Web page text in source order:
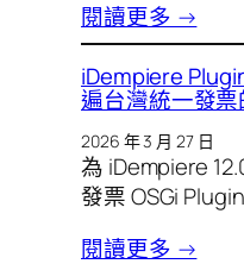
閱讀更多 →
iDempiere
遍台灣統一發票
2026 年 3 月 27 日
為 iDempiere
發票 OSGi
閱讀更多 →